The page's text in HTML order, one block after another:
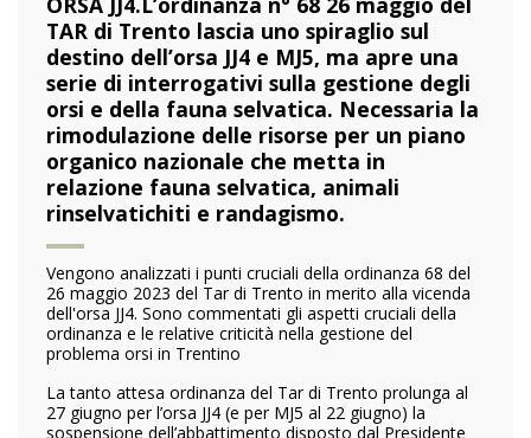
TAR di Trento lascia uno spiraglio sul
destino dell’orsa JJ4 e MJ5, ma apre una
serie di interrogativi sulla gestione degli
orsi e della fauna selvatica. Necessaria la
rimodulazione delle risorse per un piano
organico nazionale che metta in
relazione fauna selvatica, animali
rinselvatichiti e randagismo.
Vengono analizzati i punti cruciali della ordinanza 68 del
26 maggio 2023 del Tar di Trento in merito alla vicenda
dell'orsa JJ4. Sono commentati gli aspetti cruciali della
ordinanza e le relative criticità nella gestione del
problema orsi in Trentino
La tanto attesa ordinanza del Tar di Trento prolunga al
27 giugno per l’orsa JJ4 (e per MJ5 al 22 giugno) la
sospensione dell’abbattimento disposto dal Presidente